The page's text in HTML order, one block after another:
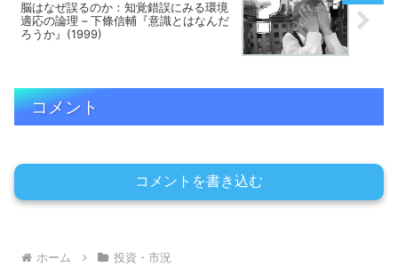
脳はなぜ誤るのか：知覚錯誤にみる環境
適応の論理 – 下條信輔『意識とはなんだ
ろうか』(1999)
コメント
コメントを書き込む
ホーム 投資・市況